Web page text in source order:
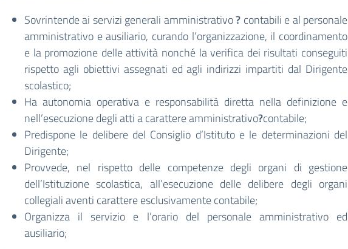
Sovrintende ai servizi generali amministrativo? contabili e al personale
amministrativo e ausiliario, curando l’organizzazione, il coordinamento
e la promozione delle attività nonché la verifica dei risultati conseguiti
rispetto agli obiettivi assegnati ed agli indirizzi impartiti dal Dirigente
scolastico;
Ha autonomia operativa e responsabilità diretta nella definizione e
nell’esecuzione degli atti a carattere amministrativo?contabile;
Predispone le delibere del Consiglio d’Istituto e le determinazioni del
Dirigente;
Provvede, nel rispetto delle competenze degli organi di gestione
dell’Istituzione scolastica, all’esecuzione delle delibere degli organi
collegiali aventi carattere esclusivamente contabile;
Organizza il servizio e l’orario del personale amministrativo ed
ausiliario;